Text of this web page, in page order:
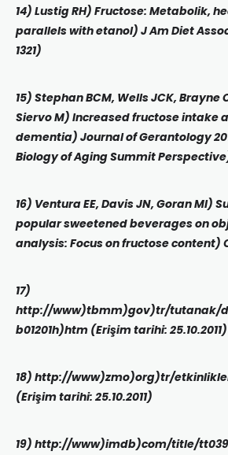
14) Lustig RH) Fructose: Metabolik,
parallels with etanol) J Am Diet Assoc
1321)
15) Stephan BCM, Wells JCK, Brayne
Siervo M) Increased fructose intake
dementia) Journal of Gerantology
Biology of Aging Summit
16) Ventura EE, Davis JN, Goran MI)
popular sweetened beverages on
analysis: Focus on fructose content)
17)
http://www)tbmm)gov)tr/tutanak/
b01201h)htm (Erişim tarihi: 25.10.2011)
18) http://www)zmo)org)tr/
(Erişim tarihi: 25.10.2011)
19) http://www)imdb)com/title/